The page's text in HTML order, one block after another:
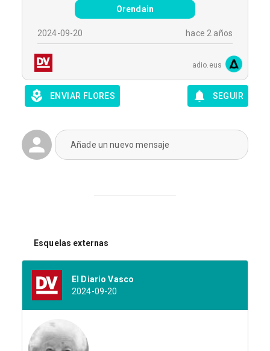
Orendain
2024-09-20 hace 2 años
adio.eus
ENVIAR FLORES SEGUIR
Añade un nuevo mensaje
Esquelas externas
El Diario Vasco
2024-09-20